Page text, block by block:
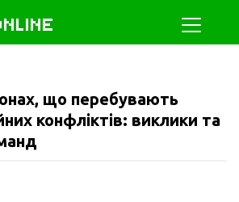
що перебувають
конфліктів: виклики та